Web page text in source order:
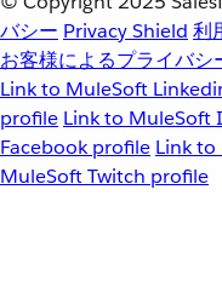
バシー Privacy Shield 利
お客様によるプライバシ
Link to MuleSoft
profile Link to MuleSoft
Facebook profile Link
MuleSoft Twitch profile